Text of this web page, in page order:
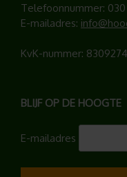
Telefoonnummer:
E-mailadres:
KvK-nummer:
BLIJF OP DE HOOGTE
E-mailadres